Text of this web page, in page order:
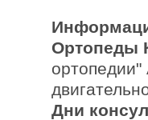
Ортопеды
Дни